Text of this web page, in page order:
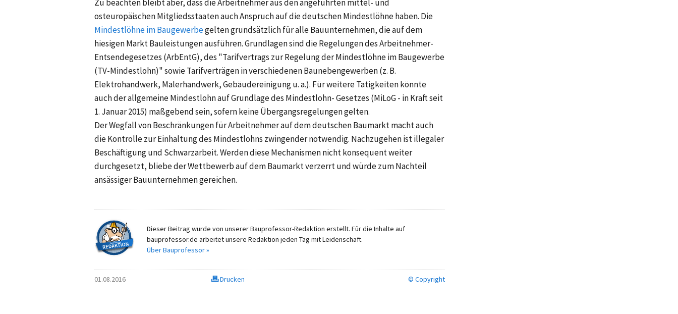
Zu beachten bleibt aber, dass die Arbeitnehmer aus den angeführten mittel- und
osteuropäischen Mitgliedsstaaten auch Anspruch auf die deutschen Mindestlöhne haben. Die
Mindestlöhne im Baugewerbegelten grundsätzlich für alle Bauunternehmen, die auf dem
hiesigen Markt Bauleistungen ausführen. Grundlagen sind die Regelungen des Arbeitnehmer-
Entsendegesetzes (ArbEntG), des "Tarifvertrags zur Regelung der Mindestlöhne im Baugewerbe
(TV-Mindestlohn)" sowie Tarifverträgen in verschiedenen Baunebengewerben (z. B.
Elektrohandwerk, Malerhandwerk, Gebäudereinigung u. a.). Für weitere Tätigkeiten könnte
auch der allgemeine Mindestlohn auf Grundlage des Mindestlohn- Gesetzes (MiLoG - in Kraft seit
1. Januar 2015) maßgebend sein, sofern keine Übergangsregelungen gelten.
Der Wegfall von Beschränkungen für Arbeitnehmer auf dem deutschen Baumarkt macht auch
die Kontrolle zur Einhaltung des Mindestlohns zwingender notwendig. Nachzugehen ist illegaler
Beschäftigung und Schwarzarbeit. Werden diese Mechanismen nicht konsequent weiter
durchgesetzt, bliebe der Wettbewerb auf dem Baumarkt verzerrt und würde zum Nachteil
ansässiger Bauunternehmen gereichen.
Dieser Beitrag wurde von unserer Bauprofessor-Redaktion erstellt. Für die Inhalte auf
bauprofessor.de arbeitet unsere Redaktion jeden Tag mit Leidenschaft.
Über Bauprofessor »
01.08.2016 Drucken © Copyright